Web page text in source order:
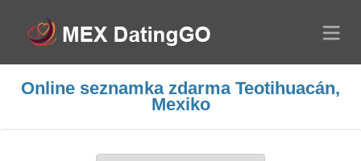
Online seznamka zdarma Teotihuacán,
Mexiko